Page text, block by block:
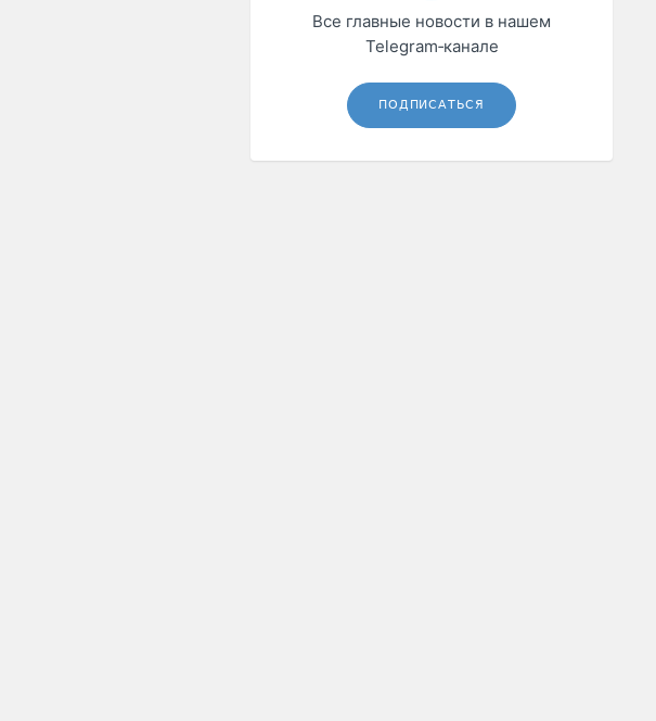
Все главные новости в нашем
Telegram‑канале
ПОДПИСАТЬСЯ